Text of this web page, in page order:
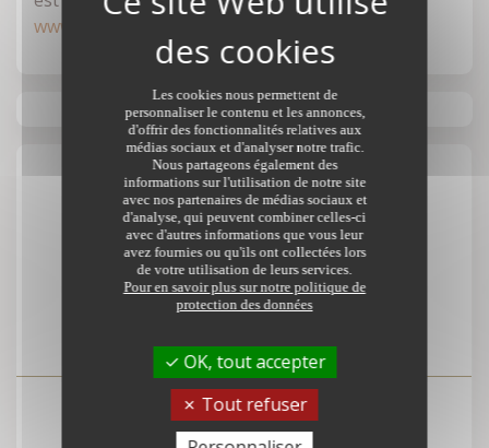
www.georisques.gouv.fr
Votre contact
SCP TRENTE CINQ NOTAIRES
28 avenue Alphonse Legault
35172 BRUZ CEDEX
Voir le numéro
Les cookies nous permettent de
personnaliser le contenu et les annonces,
d'offrir des fonctionnalités relatives aux
médias sociaux et d'analyser notre trafic.
Nous partageons également des
informations sur l'utilisation de notre site
avec nos partenaires de médias sociaux et
d'analyse, qui peuvent combiner celles-ci
avec d'autres informations que vous leur
avez fournies ou qu'ils ont collectées lors
de votre utilisation de leurs services.
Pour en savoir plus sur notre politique de
protection des données
OK, tout accepter
Tout refuser